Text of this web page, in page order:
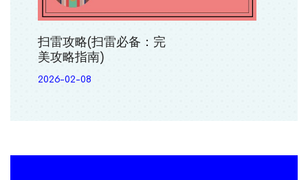
扫雷攻略(扫雷必备：完
美攻略指南)
2026-02-08